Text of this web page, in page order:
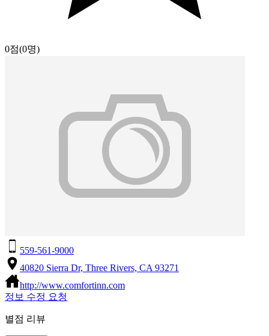
0점(0명)
559-561-9000
40820 Sierra Dr, Three Rivers, CA 93271
http://www.comfortinn.com
정보 수정 요청
별점 리뷰